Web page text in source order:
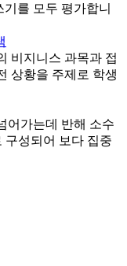
를 모두 평가합니
비지니스 과목과 접
상황을 주제로 학생
어가는데 반해 소수
구성되어 보다 집중